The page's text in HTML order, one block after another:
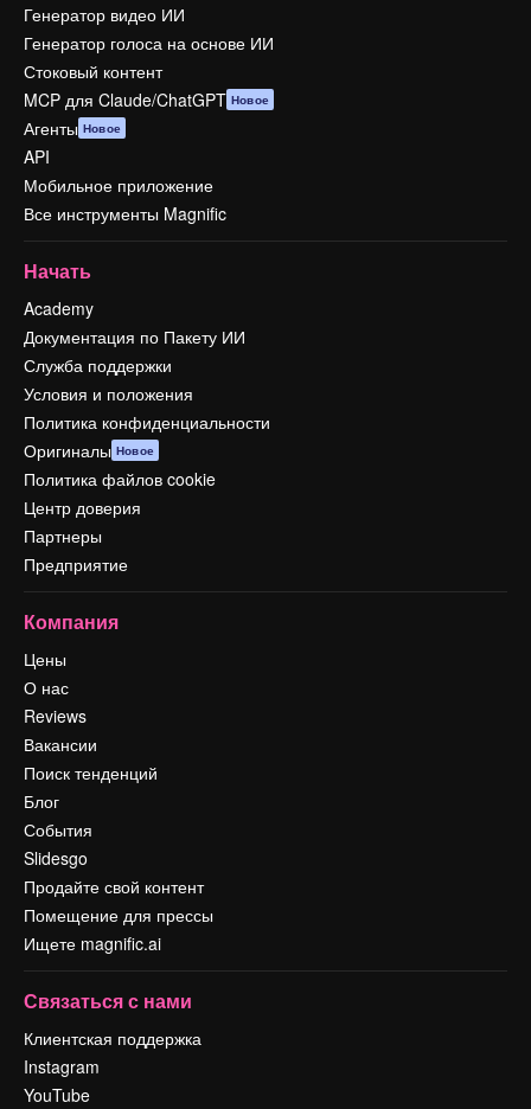
Генератор видео ИИ
Генератор голоса на основе ИИ
Стоковый контент
MCP для Claude/ChatGPT Новое
Агенты Новое
API
Мобильное приложение
Все инструменты Magnific
Начать
Academy
Документация по Пакету ИИ
Служба поддержки
Условия и положения
Политика конфиденциальности
Оригиналы Новое
Политика файлов cookie
Центр доверия
Партнеры
Предприятие
Компания
Цены
О нас
Reviews
Вакансии
Поиск тенденций
Блог
События
Slidesgo
Продайте свой контент
Помещение для прессы
Ищете magnific.ai
Связаться с нами
Клиентская поддержка
Instagram
YouTube